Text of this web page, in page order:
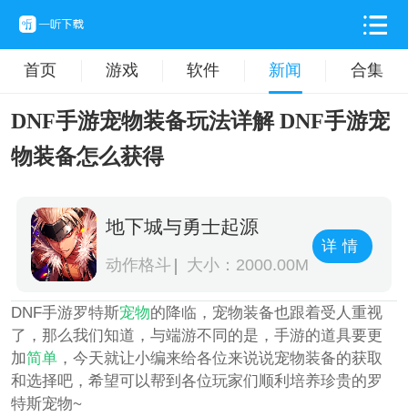
首页 游戏 软件 新闻 合集
DNF手游宠物装备玩法详解 DNF手游宠
物装备怎么获得
地下城与勇士起源
动作格斗 大小：2000.00M
详情
DNF手游罗特斯宠物的降临，宠物装备也跟着受人重视
了，那么我们知道，与端游不同的是，手游的道具要更
加简单，今天就让小编来给各位来说说宠物装备的获取
和选择吧，希望可以帮到各位玩家们顺利培养珍贵的罗
特斯宠物~